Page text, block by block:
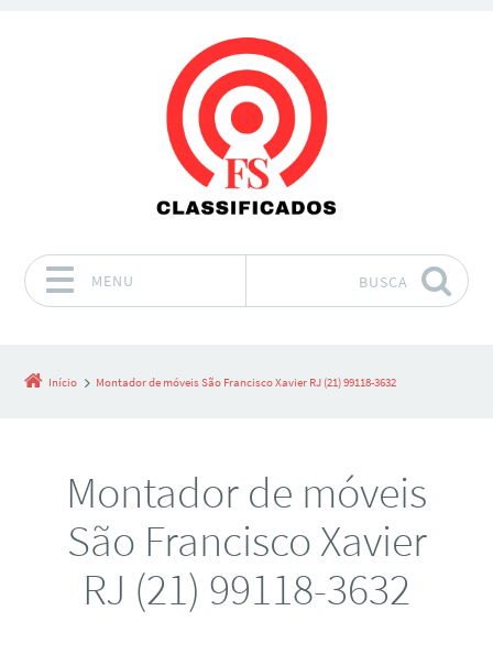
MENU BUSCA
Início Montador de móveis São Francisco Xavier RJ (21) 99118-3632
Montador de móveis
São Francisco Xavier
RJ (21) 99118-3632